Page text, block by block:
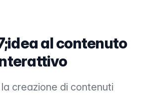
al contenuto
creazione di contenuti